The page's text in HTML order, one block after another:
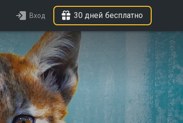
Вход 30 дней бесплатно